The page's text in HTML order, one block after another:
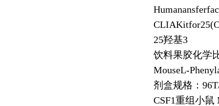
25羟基3
饮料果胶化学
MouseL-
剂盒规格：
CSF1重组小鼠